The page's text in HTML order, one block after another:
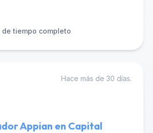
de tiempo completo
Hace más de 30 días.
Appian en Capital